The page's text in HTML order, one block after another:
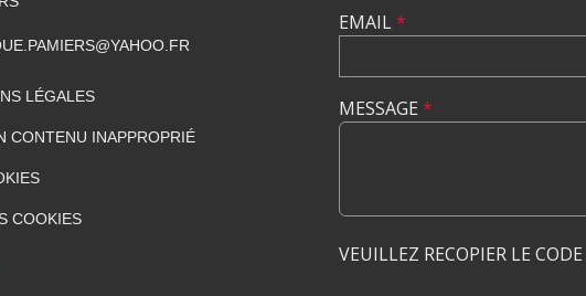
LÉGALES
CONTENU INAPPROPRIÉ
COOKIES
EMAIL*
MESSAGE *
VEUILLEZ RECOPIER LE CODE